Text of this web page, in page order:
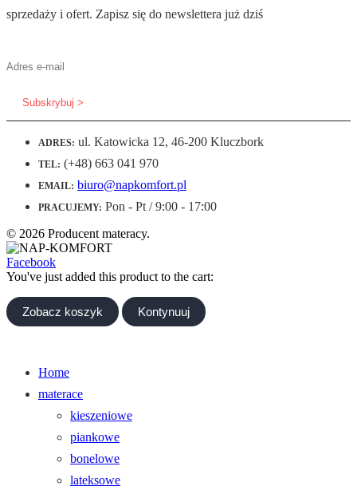
sprzedaży i ofert. Zapisz się do newslettera już dziś
ADRES: ul. Katowicka 12, 46-200 Kluczbork
TEL: (+48) 663 041 970
EMAIL: biuro@napkomfort.pl
PRACUJEMY: Pon - Pt / 9:00 - 17:00
© 2026 Producent materacy.
Facebook
You've just added this product to the cart:
Zobacz koszyk Kontynuuj
Home
materace
kieszeniowe
piankowe
bonelowe
lateksowe